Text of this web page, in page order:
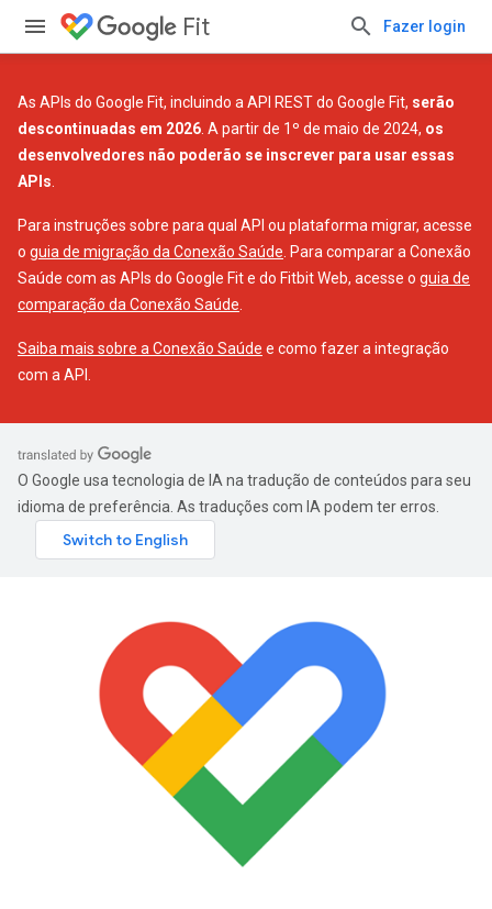
Fit Fazer login
As APIs do Google Fit, incluindo a API REST do Google Fit, serão
descontinuadas em 2026 . A partir de 1º de maio de 2024, os
desenvolvedores não poderão se inscrever para usar essas
APIs
Para instruções sobre para qual API ou plataforma migrar, acesse
o guia de migração da Conexão Saúde . Para comparar a Conexão
Saúde com as APIs do Google Fit e do Fitbit Web, acesse o guia de
comparação da Conexão Saúde
Saiba mais sobre a Conexão Saúde e como fazer a integração
com a API.
O Google usa tecnologia de IA na tradução de conteúdos para seu
idioma de preferência. As traduções com IA podem ter erros.